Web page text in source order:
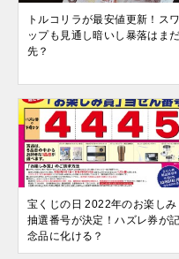
トルコリラが最安値更新！スワ
ップも見通し暗いし暴落はまだ
先？
宝くじの日 2022年のお楽しみ
抽選番号が決定！ハズレ券が記
念品に化ける？